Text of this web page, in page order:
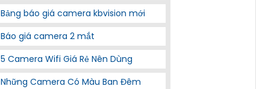
Bảng báo giá camera kbvision mới
Báo giá camera 2 mắt
5 Camera Wifi Giá Rẻ Nên Dùng
Những Camera Có Màu Ban Đêm